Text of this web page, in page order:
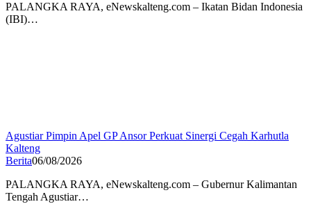
PALANGKA RAYA, eNewskalteng.com – Ikatan Bidan Indonesia
(IBI)…
Agustiar Pimpin Apel GP Ansor Perkuat Sinergi Cegah Karhutla
Kalteng
Berita06/08/2026
PALANGKA RAYA, eNewskalteng.com – Gubernur Kalimantan
Tengah Agustiar…